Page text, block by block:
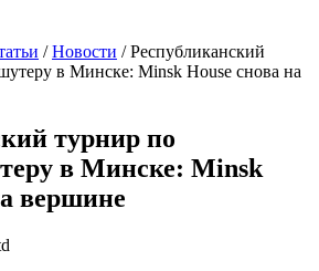
/Новости /Республиканский
в Минске: Minsk House снова на
турнир по
в Минске: Minsk
вершине